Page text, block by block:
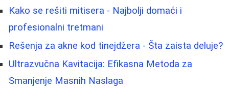
Kako se rešiti mitisera - Najbolji domaći i
profesionalni tretmani
Rešenja za akne kod tinejdžera - Šta zaista deluje?
Ultrazvučna Kavitacija: Efikasna Metoda za
Smanjenje Masnih Naslaga